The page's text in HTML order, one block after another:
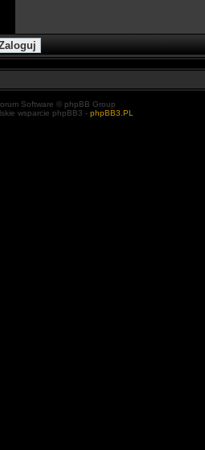
Software © phpBB Group
wsparcie phpBB3 - phpBB3.PL